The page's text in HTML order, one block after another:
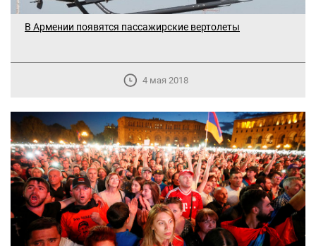
В Армении появятся пассажирские вертолеты
4 мая 2018